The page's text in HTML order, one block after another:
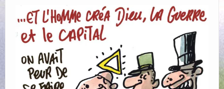
Film – Série
IRL
Livre – BD
Web